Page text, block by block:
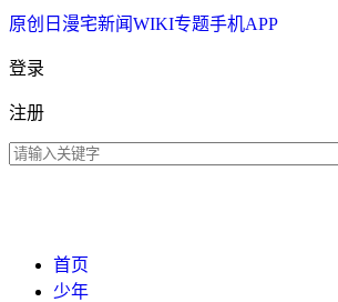
原创 日漫宅新闻WIKI专题手机APP
登录
注册
首页
少年